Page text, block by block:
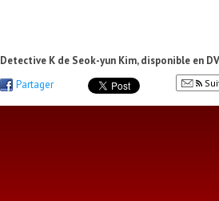
Detective K de Seok-yun Kim, disponible en
Partager